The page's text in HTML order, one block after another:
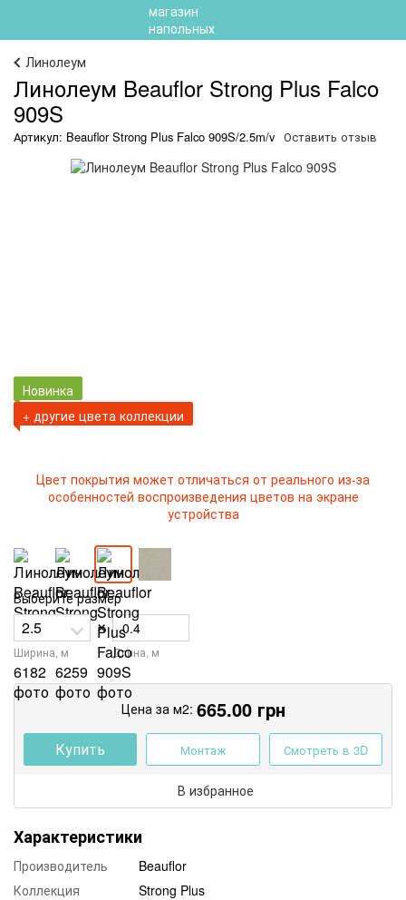
Линолеум
Линолеум Beauflor Strong Plus Falco
909S
Артикул: Beauflor Strong Plus Falco 909S/2.5m/v Оставить отзыв
Новинка
+ другие цвета коллекции
Цвет покрытия может отличаться от реального из-за
особенностей воспроизведения цветов на экране
устройства
Выберите размер
Ширина, м
×
Длина, м
Цена за м2: 665.00грн
Купить Монтаж Смотреть в 3D
В избранное
Характеристики
Производитель
Beauflor
Коллекция
Strong Plus